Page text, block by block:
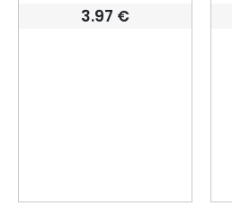
3.97 €